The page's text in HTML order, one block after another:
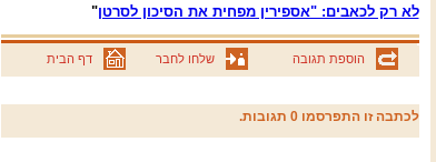
לא רק לכאבים: "אספירין מפחית את הסיכון לסרטן"
הוספת תגובה שלחו לחבר דף הבית
לכתבה זו התפרסמו 0 תגובות.